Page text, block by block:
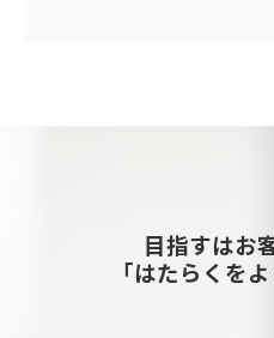
目指すはお
「はたらくを